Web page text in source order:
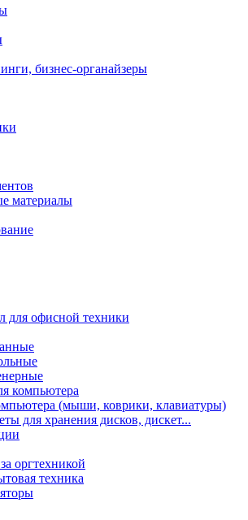
бизнес-органайзеры
материалы
для офисной техники
компьютера
(мыши, коврики, клавиатуры)
для хранения дисков, дискет...
оргтехникой
техника